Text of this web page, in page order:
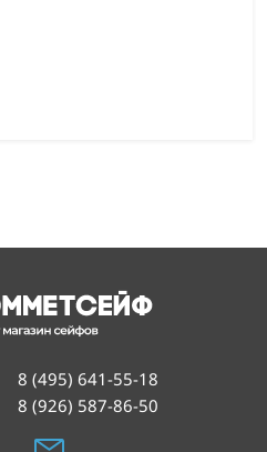
8 (495) 641-55-18
8 (926) 587-86-50